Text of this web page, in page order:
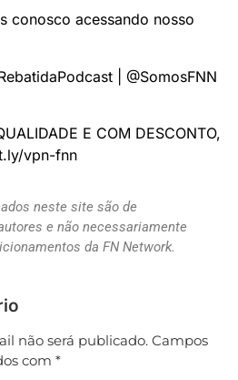
conosco acessando nosso
| @SomosFNN
E COM DESCONTO,
vpn-fnn
neste site são de
e não necessariamente
da FN Network.
não será publicado. Campos
com *